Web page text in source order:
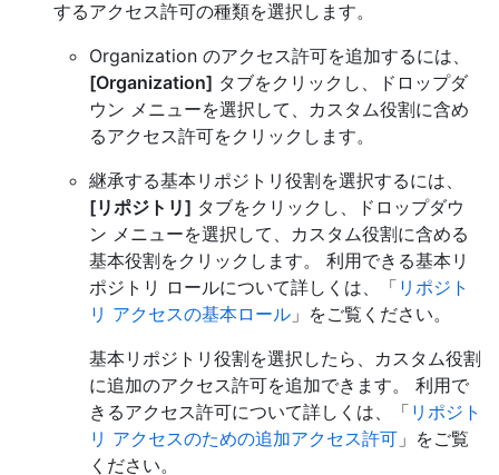
するアクセス許可の種類を選択します。
Organization のアクセス許可を追加するには、
[Organization] タブをクリックし、ドロップダ
ウン メニューを選択して、カスタム役割に含め
るアクセス許可をクリックします。
継承する基本リポジトリ役割を選択するには、
[リポジトリ] タブをクリックし、ドロップダウ
ン メニューを選択して、カスタム役割に含める
基本役割をクリックします。 利用できる基本リ
ポジトリ ロールについて詳しくは、「 リポジト
リ アクセスの基本ロール 」をご覧ください。
基本リポジトリ役割を選択したら、カスタム役割
に追加のアクセス許可を追加できます。 利用で
きるアクセス許可について詳しくは、「 リポジト
リ アクセスのための追加アクセス許可 」をご覧
ください。